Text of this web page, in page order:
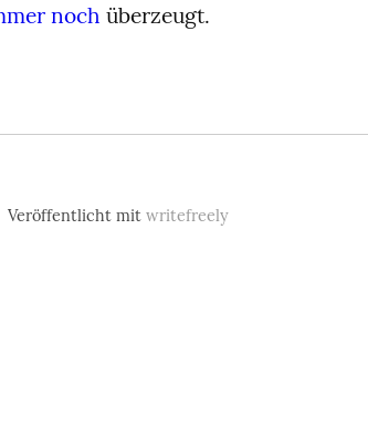
noch überzeugt.
Veröffentlicht mit writefreely